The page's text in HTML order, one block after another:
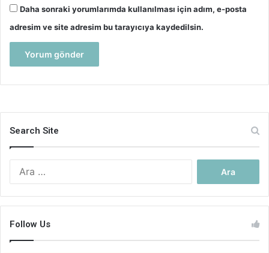
Daha sonraki yorumlarımda kullanılması için adım, e-posta
adresim ve site adresim bu tarayıcıya kaydedilsin.
Search Site
Follow Us